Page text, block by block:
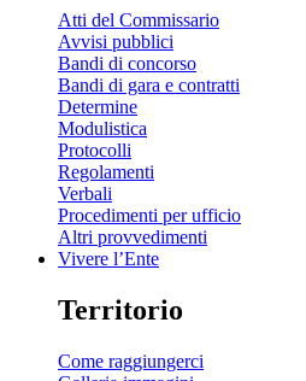
Atti del Commissario
Avvisi pubblici
Bandi di concorso
Bandi di gara e contratti
Determine
Modulistica
Protocolli
Regolamenti
Verbali
Procedimenti per ufficio
Altri provvedimenti
Vivere l’Ente
Territorio
Come raggiungerci